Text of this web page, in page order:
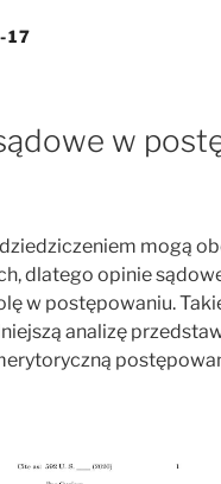
17
w
mogą
dlatego opinie
w postępowaniu.
analizę